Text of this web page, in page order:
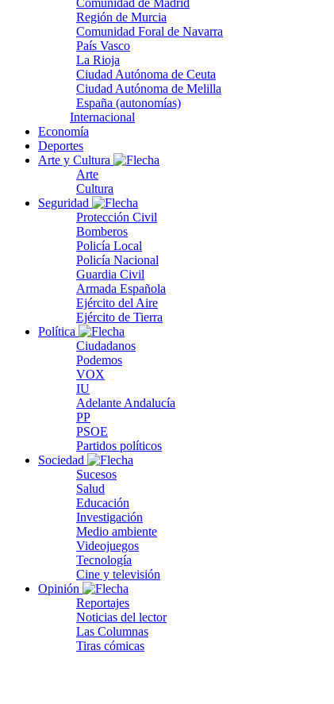
Comunidad de Madrid
Región de Murcia
Comunidad Foral de Navarra
País Vasco
La Rioja
Ciudad Autónoma de Ceuta
Ciudad Autónoma de Melilla
España (autonomías)
Internacional
Economía
Deportes
Arte y Cultura
Arte
Cultura
Seguridad
Protección Civil
Bomberos
Policía Local
Policía Nacional
Guardia Civil
Armada Española
Ejército del Aire
Ejército de Tierra
Política
Ciudadanos
Podemos
VOX
IU
Adelante Andalucía
PP
PSOE
Partidos políticos
Sociedad
Sucesos
Salud
Educación
Investigación
Medio ambiente
Videojuegos
Tecnología
Cine y televisión
Opinión
Reportajes
Noticias del lector
Las Columnas
Tiras cómicas